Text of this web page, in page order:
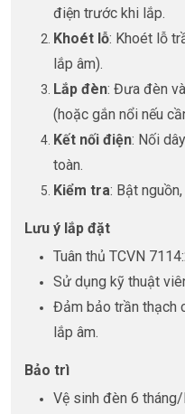
điện trước khi lắp.
Khoét lỗ: Khoét lỗ
lắp âm).
Lắp đèn: Đưa đèn
(hoặc gắn nổi nếu
Kết nối điện: Nối
toàn.
Kiểm tra: Bật
Lưu ý lắp đặt
Tuân thủ TCVN
Sử dụng kỹ thuật
Đảm bảo trần thạch
lắp âm.
Bảo trì
Vệ sinh đèn 6